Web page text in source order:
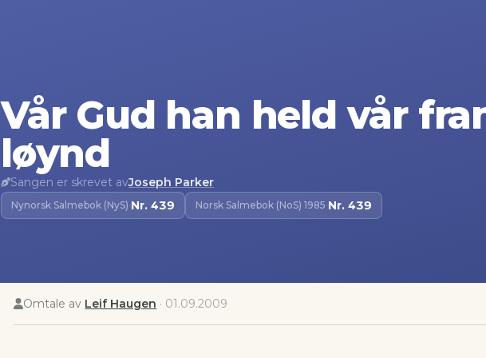
Vår Gud han held vår
løynd
Sangen er skrevet avJoseph Parker
Nynorsk Salmebok (NyS)·Nr. 439 Norsk Salmebok (NoS) 1985·Nr. 439
Omtale av Leif Haugen · 01.09.2009